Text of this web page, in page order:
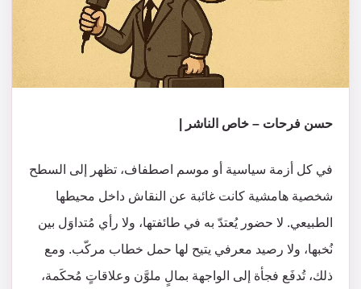
حسن فرحات – خاص الناشر |
في كل أزمة سياسية أو موسم اصطفاف، تظهر إلى السطح
شخصية هامشية كانت غائبة عن النقاش داخل محيطها
الطبيعي. لا حضور يُعتدّ به في طائفتها، ولا رأي مُتداوَل بين
نُخبها، ولا رصيد معرفي يتيح لها حمل خطاب مركّب. ومع
ذلك، تُدفَع فجأة إلى الواجهة بمالٍ ملوَّن وعلاقاتٍ مُحكَمة،